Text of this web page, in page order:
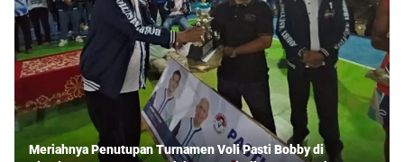
Meriahnya Penutupan Turnamen Voli Pasti Bobby di